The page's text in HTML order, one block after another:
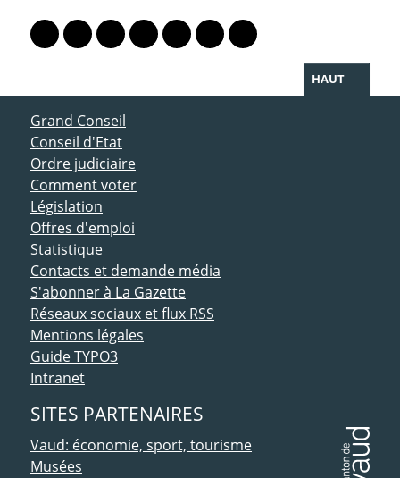
Lien vers le profil Mastodon
Lien vers le profil Bluesky
Lien vers le profil Instagram
Lien vers le profil Linkedin
Lien vers le profil Facebook
Lien vers le profil Twitter
Partager par WhatsApp
HAUT
ACCÈS DIRECT
Grand Conseil
Conseil d'Etat
Ordre judiciaire
Comment voter
Législation
Offres d'emploi
Statistique
Contacts et demande média
S'abonner à La Gazette
Réseaux sociaux et flux RSS
Mentions légales
Guide TYPO3
Intranet
SITES PARTENAIRES
Vaud: économie, sport, tourisme
Musées